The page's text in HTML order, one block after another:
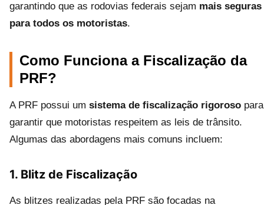
garantindo que as rodovias federais sejam mais seguras
para todos os motoristas.
Como Funciona a Fiscalização da
PRF?
A PRF possui um sistema de fiscalização rigoroso para
garantir que motoristas respeitem as leis de trânsito.
Algumas das abordagens mais comuns incluem:
1. Blitz de Fiscalização
As blitzes realizadas pela PRF são focadas na